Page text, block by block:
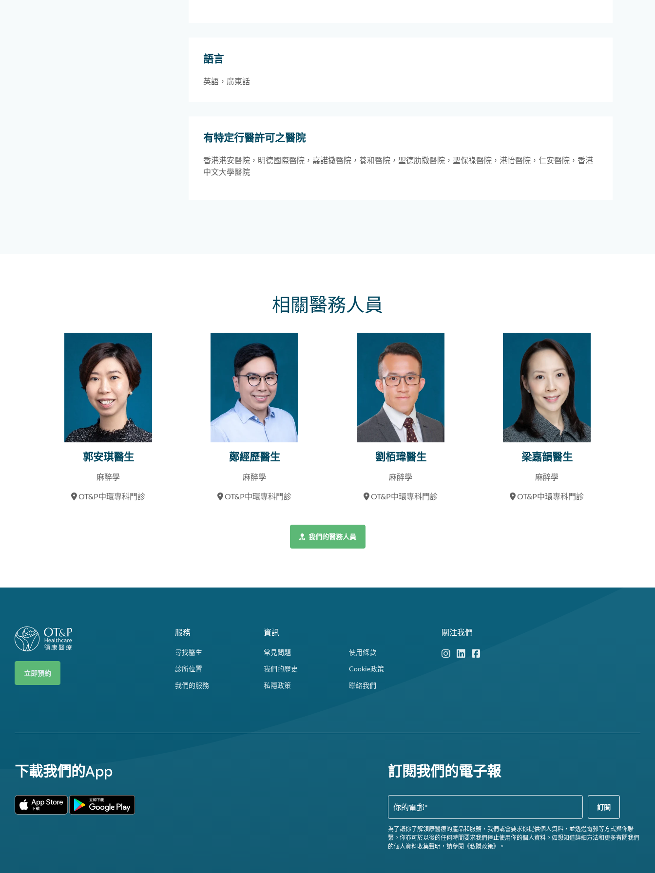
語言
英語，廣東話
有特定行醫許可之醫院
香港港安醫院，明德國際醫院，嘉諾撒醫院，養和醫院，聖德肋撒醫院，聖保祿醫院，港怡醫院，仁安醫院，香港
中文大學醫院
相關醫務人員
郭安琪醫生
麻醉學
OT&P中環專科門診
鄭經歷醫生
麻醉學
OT&P中環專科門診
劉栢瑋醫生
麻醉學
OT&P中環專科門診
梁嘉韻醫生
麻醉學
OT&P中環專科門診
我們的醫務人員
立即預約
服務
尋找醫生
診所位置
我們的服務
資訊
常見問題
我們的歷史
私隱政策
使用條款
Cookie政策
聯絡我們
關注我們
下載我們的App 訂閱我們的電子報
為了讓你了解領康醫療的產品和服務，我們或會要求你提供個人資料，並透過電郵等方式與你聯
繫。你亦可於以後的任何時間要求我們停止使用你的個人資料。如想知道詳細方法和更多有關我們
的個人資料收集聲明，請參閱《私隱政策》。